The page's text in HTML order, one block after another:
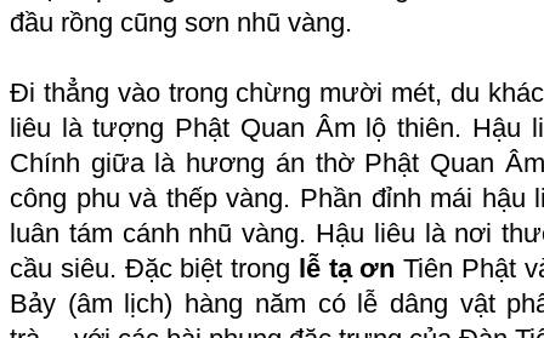
đầu rồng cũng sơn nhũ vàng.
Đi thẳng vào trong chừng mười mét, du
liêu là tượng Phật Quan Âm lộ thiên. Hậu
Chính giữa là hương án thờ Phật Quan
công phu và thếp vàng. Phần đỉnh mái
luân tám cánh nhũ vàng. Hậu liêu là nơi
cầu siêu. Đặc biệt trong lễ tạ ơn Tiên Phật
Bảy (âm lịch) hàng năm có lễ dâng vật